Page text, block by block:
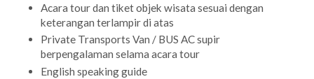
Acara tour dan tiket objek wisata sesuai dengan
keterangan terlampir di atas
Private Transports Van / BUS AC supir
berpengalaman selama acara tour
English speaking guide